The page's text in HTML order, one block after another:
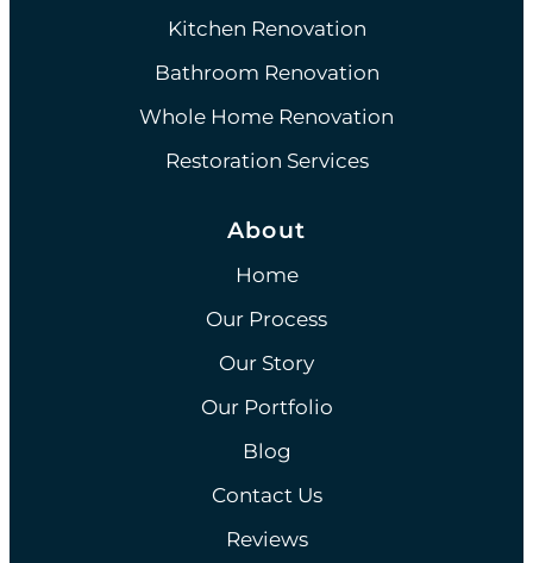
Kitchen Renovation
Bathroom Renovation
Whole Home Renovation
Restoration Services
About
Home
Our Process
Our Story
Our Portfolio
Blog
Contact Us
Reviews